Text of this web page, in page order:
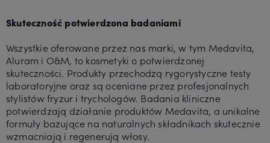
Skuteczność potwierdzona badaniami
Wszystkie oferowane przez nas marki, w tym Medavita,
Aluram i O&M, to kosmetyki o potwierdzonej
skuteczności. Produkty przechodzą rygorystyczne testy
laboratoryjne oraz są oceniane przez profesjonalnych
stylistów fryzur i trychologów. Badania kliniczne
potwierdzają działanie produktów Medavita, a unikalne
formuły bazujące na naturalnych składnikach skutecznie
wzmacniają i regenerują włosy.